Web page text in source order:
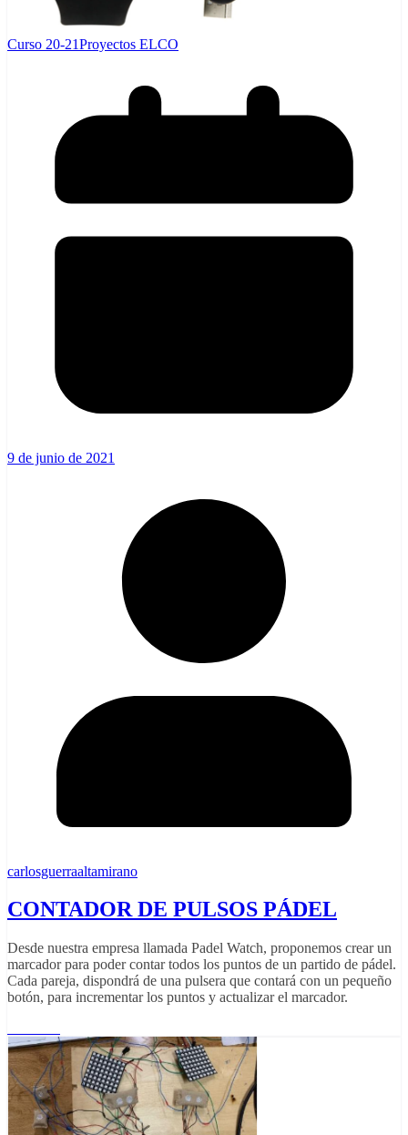
Curso 20-21Proyectos ELCO
9 de junio de 2021
carlosguerraaltamirano
CONTADOR DE PULSOS PÁDEL
Desde nuestra empresa llamada Padel Watch, proponemos crear un
marcador para poder contar todos los puntos de un partido de pádel.
Cada pareja, dispondrá de una pulsera que contará con un pequeño
botón, para incrementar los puntos y actualizar el marcador.